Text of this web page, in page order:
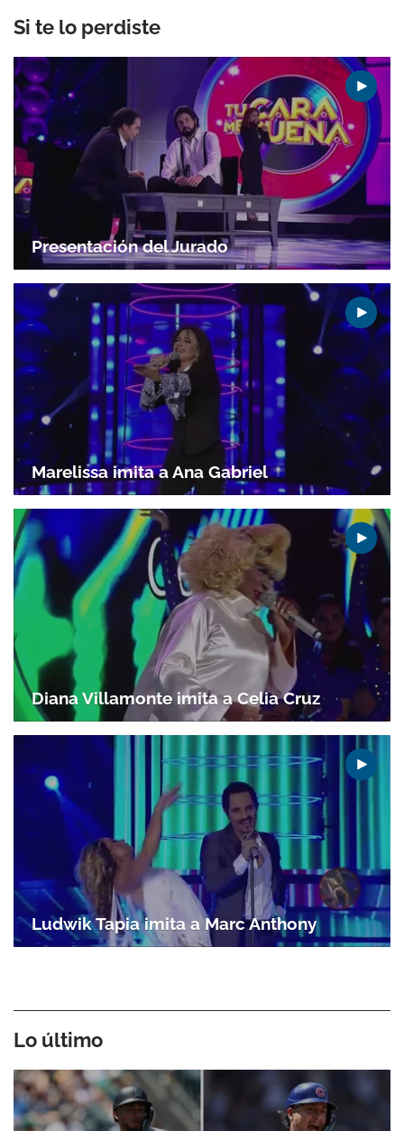
Gracias por suscribirte a nuestro boletín.
ACEPTAR
Si te lo perdiste
Presentación del Jurado
Marelissa imita a Ana Gabriel
Diana Villamonte imita a Celia Cruz
Ludwik Tapia imita a Marc Anthony
Lo último